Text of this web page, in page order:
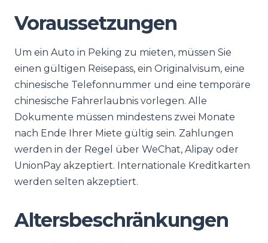
Voraussetzungen
Um ein Auto in Peking zu mieten, müssen Sie
einen gültigen Reisepass, ein Originalvisum, eine
chinesische Telefonnummer und eine temporäre
chinesische Fahrerlaubnis vorlegen. Alle
Dokumente müssen mindestens zwei Monate
nach Ende Ihrer Miete gültig sein. Zahlungen
werden in der Regel über WeChat, Alipay oder
UnionPay akzeptiert. Internationale Kreditkarten
werden selten akzeptiert.
Altersbeschränkungen